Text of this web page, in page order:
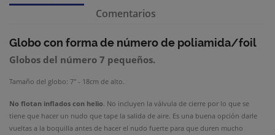
Comentarios
Globo con forma de númerode poliamida/foil
Globos del número 7 pequeños.
Tamaño del globo: 7" - 18cm de alto.
No flotan inflados con helio. No incluyen la válvula de cierre por lo que se
tiene que hacer un nudo que tape la salida de aire. Es una buena opción darle
vueltas a la boquilla antes de hacer el nudo fuerte para que duren mucho